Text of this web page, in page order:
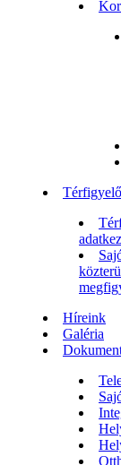
Híreink
Galéria